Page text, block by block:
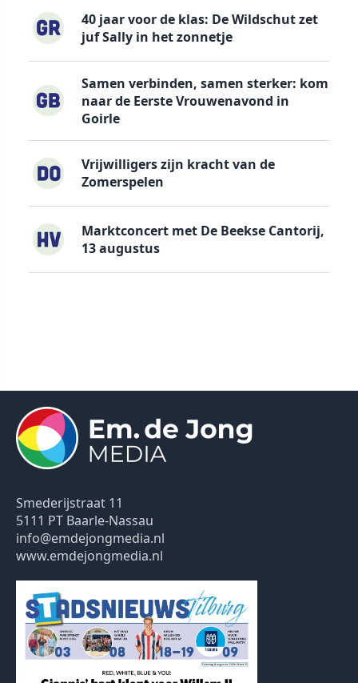
40 jaar voor de klas: De Wildschut zet
juf Sally in het zonnetje
Samen verbinden, samen sterker: kom
naar de Eerste Vrouwenavond in
Goirle
Vrijwilligers zijn kracht van de
Zomerspelen
Marktconcert met De Beekse Cantorij,
13 augustus
Smederijstraat 11
5111 PT Baarle-Nassau
info@emdejongmedia.nl
www.emdejongmedia.nl